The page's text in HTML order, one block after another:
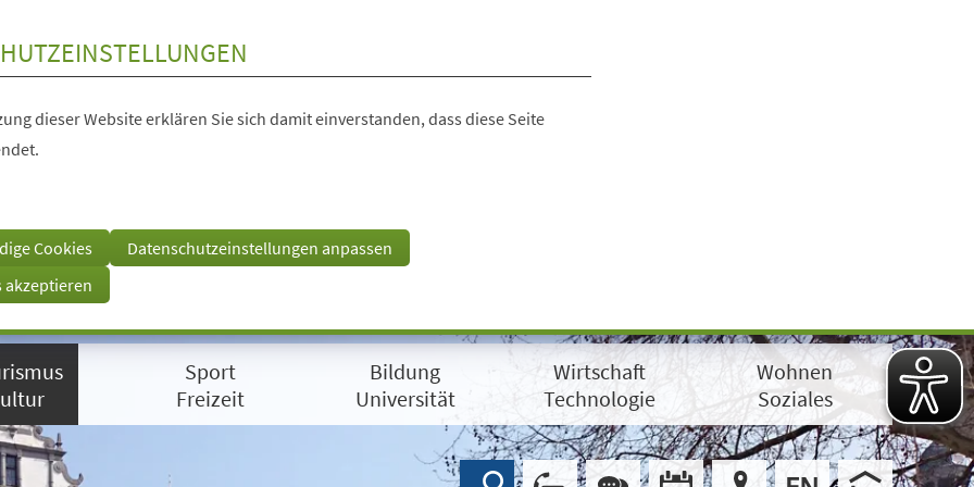
dieser Website erklären Sie sich damit einverstanden, dass diese Seite
Cookies
Datenschutzeinstellungen anpassen
akzeptieren
Sport
Freizeit
Bildung
Universität
Wirtschaft
Technologie
Wohnen
Soziales